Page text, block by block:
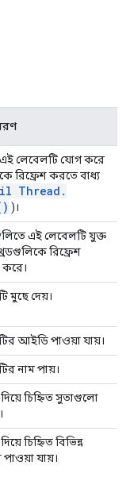
এই লেবেলটি যোগ করে
রিফ্রেশ করতে বাধ্য
Thread .
) )।
এই লেবেলটি যুক্ত
রিফ্রেশ
করে।
মুছে দেয়।
আইডি পাওয়া যায়।
নাম পায়।
চিহ্নিত সুতাগুলো
চিহ্নিত বিভিন্ন
যায়।